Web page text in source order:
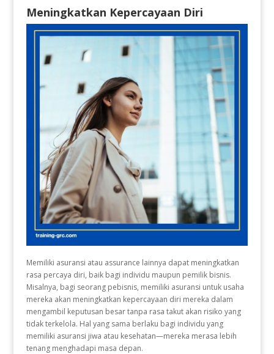
Meningkatkan Kepercayaan Diri
Memiliki asuransi atau assurance lainnya dapat meningkatkan
rasa percaya diri, baik bagi individu maupun pemilik bisnis.
Misalnya, bagi seorang pebisnis, memiliki asuransi untuk usaha
mereka akan meningkatkan kepercayaan diri mereka dalam
mengambil keputusan besar tanpa rasa takut akan risiko yang
tidak terkelola. Hal yang sama berlaku bagi individu yang
memiliki asuransi jiwa atau kesehatan—mereka merasa lebih
tenang menghadapi masa depan.